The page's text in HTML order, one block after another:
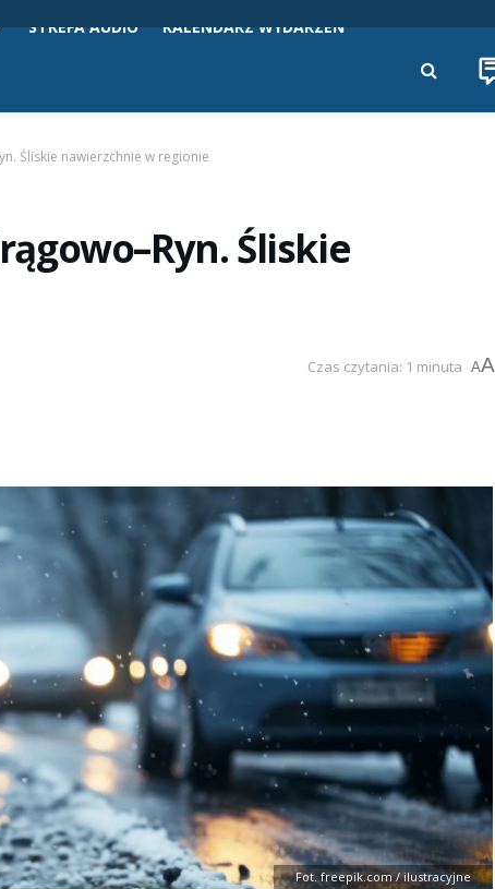
STREFA AUDIO KALENDARZ WYDARZEŃ
Śliskie nawierzchnie w regionie
Śliskie
Czas czytania: 1 minuta AA
Fot. freepik.com / ilustracyjne